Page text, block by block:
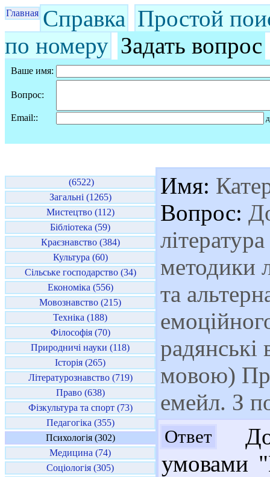
Главная Справка Простой
по номеру Задать вопрос
Ваше имя:
Вопрос:
Email::
(6522)
Загальні (1265)
Мистецтво (112)
Бібліотека (59)
Краєзнавство (384)
Культура (60)
Сільське господарство (34)
Економіка (556)
Мовознавство (215)
Техніка (188)
Філософія (70)
Природничі науки (118)
Історія (265)
Літературознавство (719)
Право (638)
Фізкультура та спорт (73)
Педагогіка (355)
Психологія (302)
Медицина (74)
Соціологія (305)
Имя:
Вопрос:
методики
та
радянські
мовою)
емейл. З
Ответ
умовами